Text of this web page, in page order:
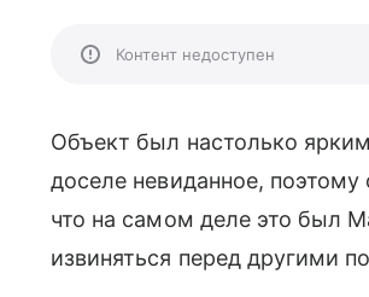
Контент недоступен
Объект был настолько
доселе невиданное,
что на самом деле это был
извиняться перед другими